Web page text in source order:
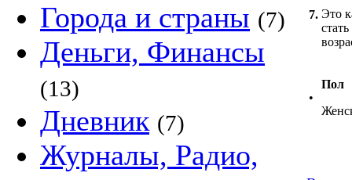
Города и страны (7)
Деньги, Финансы
(13)
Дневник (7)
Журналы, Радио,
7. Это
•
Пол